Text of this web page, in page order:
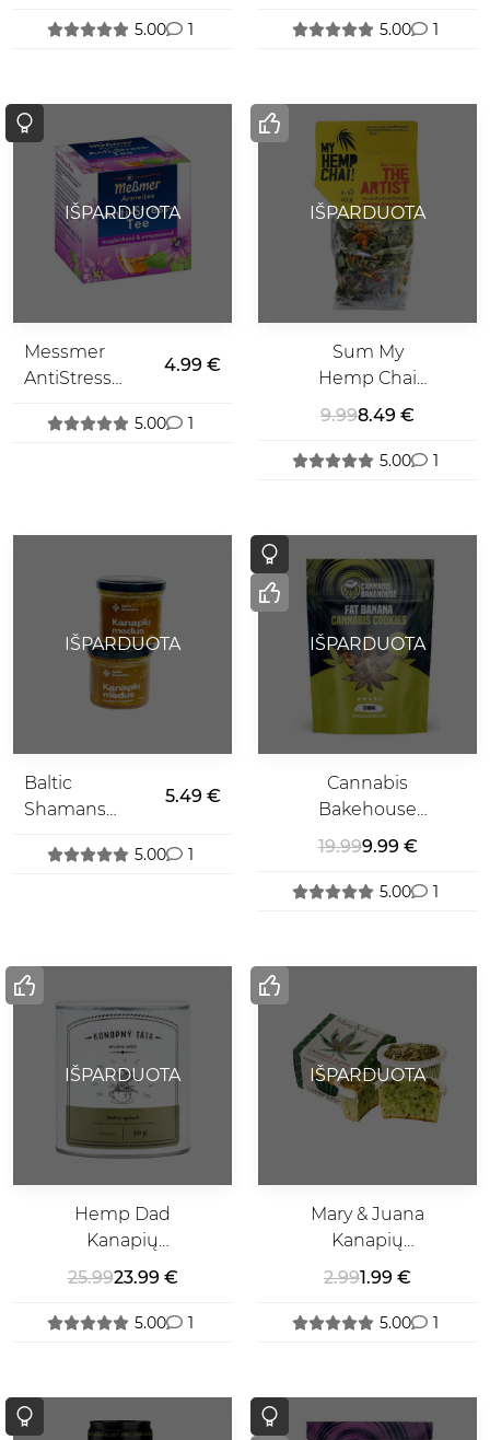
5.00 1
Žiedais
5.00 1
IŠPARDUOTA
Messmer
AntiStress
4.99 €
5.00 1
IŠPARDUOTA
Sum My
Hemp Chai
The Artist
9.998.49 €
5.00 1
IŠPARDUOTA
Baltic
Shamans
Medus
5.49 €
5.00 1
IŠPARDUOTA
Cannabis
Bakehouse
Fat Banana
19.999.99 €
5.00 1
IŠPARDUOTA
Hemp Dad
Kanapių
Žolelių
25.9923.99 €
5.00 1
IŠPARDUOTA
Mary & Juana
Kanapių
Keksiukas
2.991.99 €
5.00 1